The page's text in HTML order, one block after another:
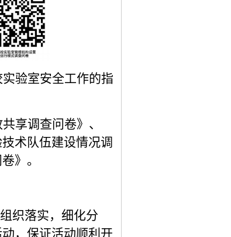
验室安全工作的指
享调查问卷》、
术队伍建设情况调
》。
织落实，细化分
，保证活动顺利开